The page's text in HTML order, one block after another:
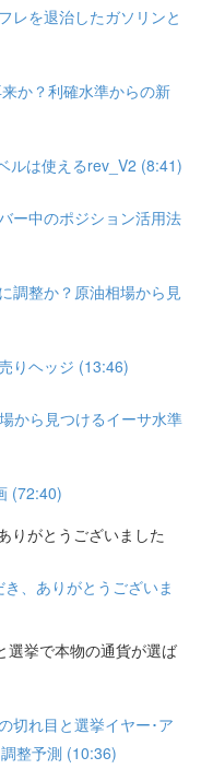
レを退治したガソリンと
か？利確水準からの新
ルは使えるrev_V2 (8:41)
ー中のポジション活用法
調整か？原油相場から見
りヘッジ (13:46)
から見つけるイーサ水準
(72:40)
りがとうございました
、ありがとうございま
挙で本物の通貨が選ば
切れ目と選挙イヤー･ア
整予測 (10:36)